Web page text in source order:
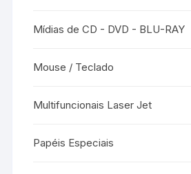
Mídias de CD - DVD - BLU-RAY
Mouse / Teclado
Multifuncionais Laser Jet
Papéis Especiais